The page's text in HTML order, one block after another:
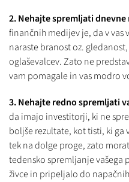
2. Nehajte spremljati
finančnih medijev je, da v
naraste branost oz.
oglaševalcev. Zato ne
vam pomagale in vas modro
3. Nehajte redno spremljati
da imajo investitorji, ki ne
boljše rezultate, kot tisti, ki ga
tek na dolge proge, zato
tedensko spremljanje vašega
živce in pripeljalo do